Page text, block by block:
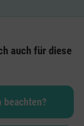
auch für diese
beachten?